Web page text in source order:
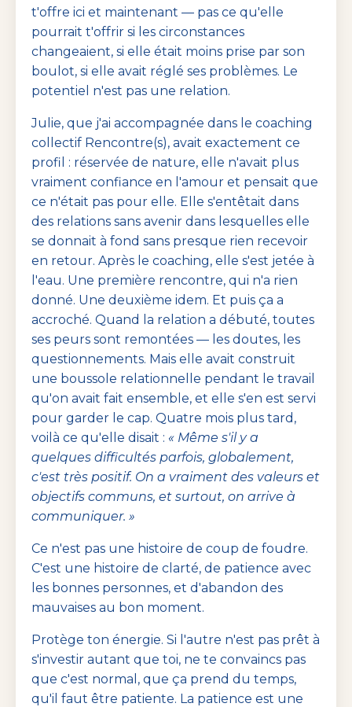
t'offre ici et maintenant — pas ce qu'elle
pourrait t'offrir si les circonstances
changeaient, si elle était moins prise par son
boulot, si elle avait réglé ses problèmes. Le
potentiel n'est pas une relation.
Julie, que j'ai accompagnée dans le coaching
collectif Rencontre(s), avait exactement ce
profil : réservée de nature, elle n'avait plus
vraiment confiance en l'amour et pensait que
ce n'était pas pour elle. Elle s'entêtait dans
des relations sans avenir dans lesquelles elle
se donnait à fond sans presque rien recevoir
en retour. Après le coaching, elle s'est jetée à
l'eau. Une première rencontre, qui n'a rien
donné. Une deuxième idem. Et puis ça a
accroché. Quand la relation a débuté, toutes
ses peurs sont remontées — les doutes, les
questionnements. Mais elle avait construit
une boussole relationnelle pendant le travail
qu'on avait fait ensemble, et elle s'en est servi
pour garder le cap. Quatre mois plus tard,
voilà ce qu'elle disait : « Même s'il y a
quelques difficultés parfois, globalement,
c'est très positif. On a vraiment des valeurs et
objectifs communs, et surtout, on arrive à
communiquer. »
Ce n'est pas une histoire de coup de foudre.
C'est une histoire de clarté, de patience avec
les bonnes personnes, et d'abandon des
mauvaises au bon moment.
Protège ton énergie. Si l'autre n'est pas prêt à
s'investir autant que toi, ne te convaincs pas
que c'est normal, que ça prend du temps,
qu'il faut être patiente. La patience est une